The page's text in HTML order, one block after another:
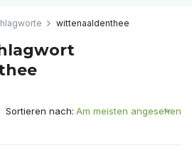
wittenaaldenthee
Sortieren nach: